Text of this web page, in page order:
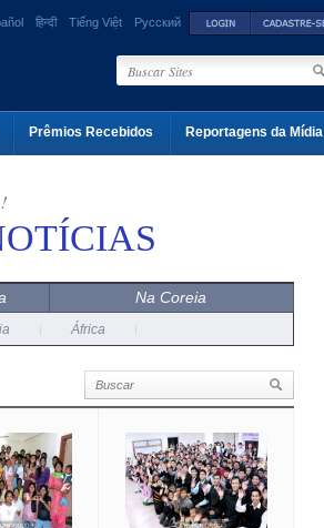
हिन्दी Tiếng Việt Русский
Prêmios Recebidos Reportagens da Mídia
Na Coreia
África